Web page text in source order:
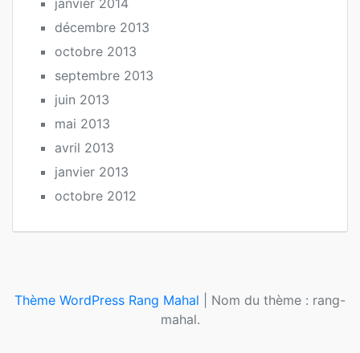
janvier 2014
décembre 2013
octobre 2013
septembre 2013
juin 2013
mai 2013
avril 2013
janvier 2013
octobre 2012
Thème WordPress Rang Mahal
Nom du thème : rang-
mahal.